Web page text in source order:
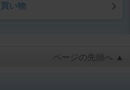
買い物
ページの先頭へ ▲